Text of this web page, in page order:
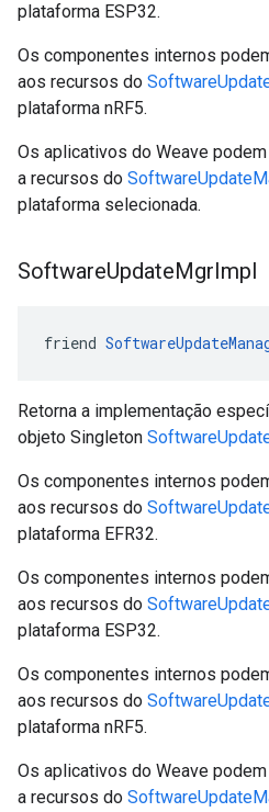
plataforma ESP32.
Os componentes internos
aos recursos do
plataforma nRF5.
Os aplicativos do Weave
a recursos do
plataforma selecionada.
SoftwareUpdateMgrImpl
friend
Retorna a implementação
objeto Singleton
Os componentes internos
aos recursos do
plataforma EFR32.
Os componentes internos
aos recursos do
plataforma ESP32.
Os componentes internos
aos recursos do
plataforma nRF5.
Os aplicativos do Weave
a recursos do